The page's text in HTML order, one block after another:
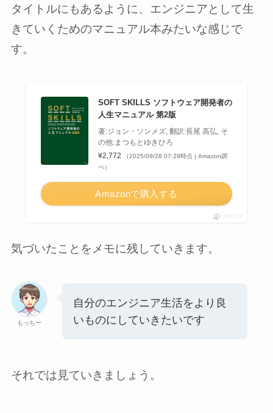
タイトルにもあるように、エンジニアとして生
きていくためのマニュアル本みたいな感じで
す。
SOFT SKILLS ソフトウェア開発者の
人生マニュアル 第2版
著:ジョン・ソンメズ, 翻訳:長尾 高弘, そ
の他:まつもとゆきひろ
¥2,772
（2025/09/28 07:29時点 | Amazon調
べ）
Amazonで購入する
ポチップ
気づいたことをメモに残していきます。
もっちー
自分のエンジニア生活をより良
いものにしていきたいです
それでは見ていきましょう。